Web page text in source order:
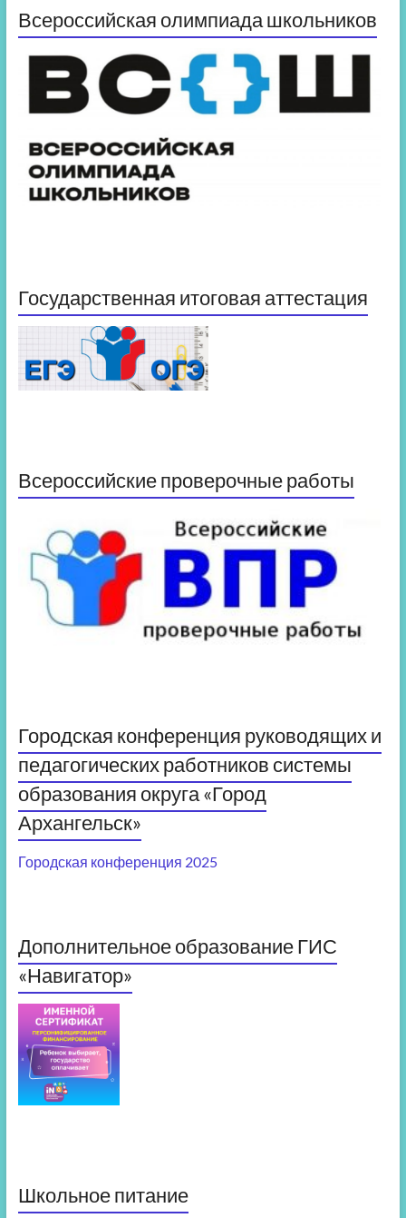
Всероссийская олимпиада школьников
Государственная итоговая аттестация
Всероссийские проверочные работы
Городская конференция руководящих и
педагогических работников системы
образования округа «Город
Архангельск»
Городская конференция 2025
Дополнительное образование ГИС
«Навигатор»
Школьное питание